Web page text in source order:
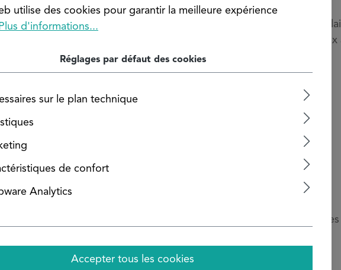
connue sous la désignation CW614N, compte parmi les alliages de
aux opérations de tournage et de fraisage de précision ainsi
plate en laiton
La surface brute/brillante peut présenter des rayures et
pas un motif de réclamation.
utilise des cookies pour garantir la meilleure expérience
Plus d'informations...
Réglages par défaut des cookies
sur le plan technique
de confort
Analytics
Accepter tous les cookies